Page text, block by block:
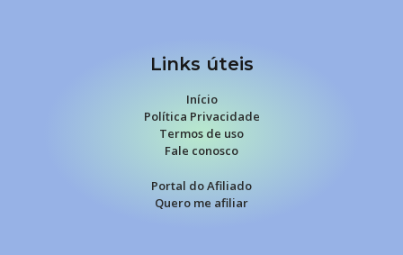
Links úteis
Início
Política Privacidade
Termos de uso
Fale conosco
Portal do Afiliado
Quero me afiliar